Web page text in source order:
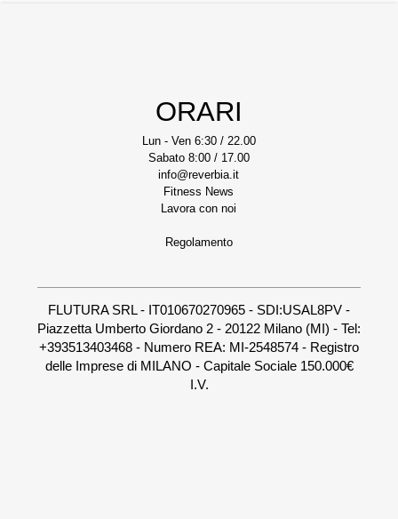
ORARI
Lun - Ven 6:30 / 22.00
Sabato 8:00 / 17.00
info@reverbia.it
Fitness News
Lavora con noi
Regolamento
FLUTURA SRL - IT010670270965 - SDI:USAL8PV -
Piazzetta Umberto Giordano 2 - 20122 Milano (MI) - Tel:
+393513403468 - Numero REA: MI-2548574 - Registro
delle Imprese di MILANO - Capitale Sociale 150.000€
I.V.